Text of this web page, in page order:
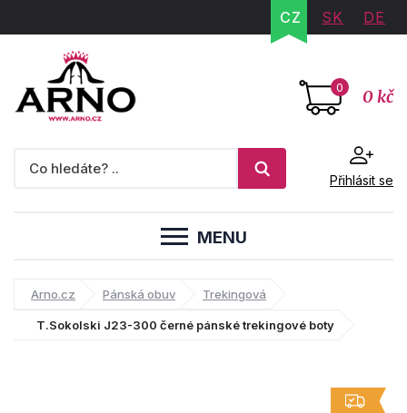
CZ SK DE
0 0 kč
Přihlásit se
MENU
Arno.cz Pánská obuv Trekingová
T.Sokolski J23-300 černé pánské trekingové boty